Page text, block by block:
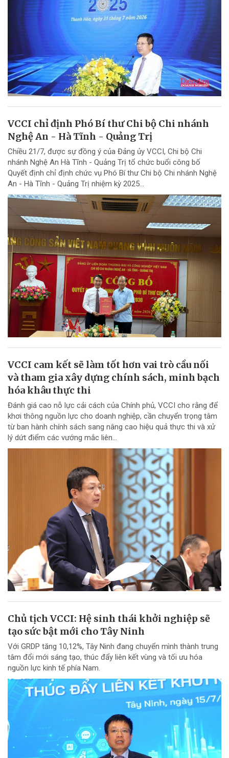
VCCI chỉ định Phó Bí thư Chi bộ Chi nhánh
Nghệ An - Hà Tĩnh - Quảng Trị
Chiều 21/7, được sự đồng ý của Đảng ủy VCCI, Chi bộ Chi
nhánh Nghệ An Hà Tĩnh - Quảng Trị tổ chức buổi công bố
Quyết định chỉ định chức vụ Phó Bí thư Chi bộ Chi nhánh Nghệ
An - Hà Tĩnh - Quảng Trị nhiệm kỳ 2025...
VCCI cam kết sẽ làm tốt hơn vai trò cầu nối
và tham gia xây dựng chính sách, minh bạch
hóa khâu thực thi
Đánh giá cao nỗ lực cải cách của Chính phủ, VCCI cho rằng để
khơi thông nguồn lực cho doanh nghiệp, cần chuyển trọng tâm
từ ban hành chính sách sang nâng cao hiệu quả thực thi và xử
lý dứt điểm các vướng mắc liên...
Chủ tịch VCCI: Hệ sinh thái khởi nghiệp sẽ
tạo sức bật mới cho Tây Ninh
Với GRDP tăng 10,12%, Tây Ninh đang chuyển mình thành trung
tâm đổi mới sáng tạo, thúc đẩy liên kết vùng và tối ưu hóa
nguồn lực kinh tế phía Nam.